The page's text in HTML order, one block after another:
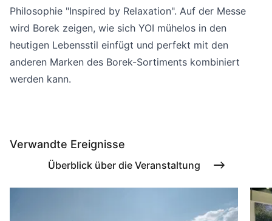
Philosophie "Inspired by Relaxation". Auf der Messe
wird Borek zeigen, wie sich YOI mühelos in den
heutigen Lebensstil einfügt und perfekt mit den
anderen Marken des Borek-Sortiments kombiniert
werden kann.
Verwandte Ereignisse
Überblick über die Veranstaltung